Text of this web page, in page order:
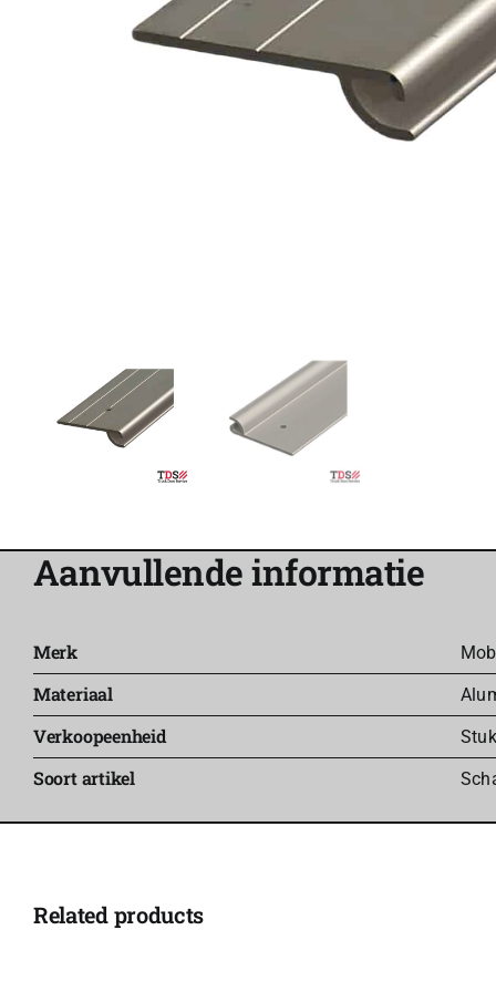
Aanvullende informatie
Merk
Materiaal
Verkoopeenheid Stuk
Soort artikel
Related products